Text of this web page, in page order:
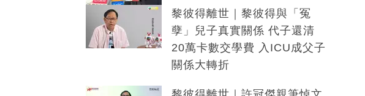
黎彼得離世｜黎彼得與「冤
孽」兒子真實關係 代子還清
20萬卡數交學費 入ICU成父子
關係大轉折